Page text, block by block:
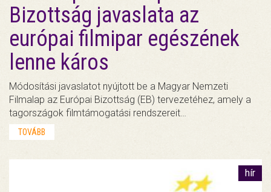
Bizottság javaslata az
európai filmipar egészének
lenne káros
Módosítási javaslatot nyújtott be a Magyar Nemzeti
Filmalap az Európai Bizottság (EB) tervezetéhez, amely a
tagországok filmtámogatási rendszereit…
TOVÁBB
hír